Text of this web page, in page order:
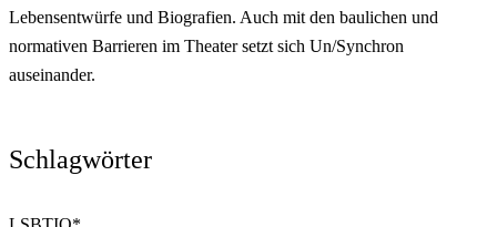
Lebensentwürfe und Biografien. Auch mit den baulichen und
normativen Barrieren im Theater setzt sich Un/Synchron
auseinander.
Schlagwörter